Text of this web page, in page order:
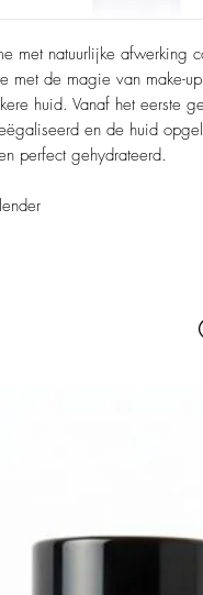
met natuurlijke afwerking
met de magie van make-
huid. Vanaf het eerste
en de huid
perfect gehydrateerd.